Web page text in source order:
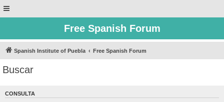
Free Spanish Forum
Spanish Institute of Puebla Free Spanish Forum
Buscar
CONSULTA